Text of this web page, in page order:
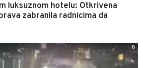
luksuznom hotelu: Otkrivena
zabranila radnicima da
0